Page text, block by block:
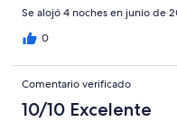
Se alojó 4 noches en junio de
0
Comentario verificado
10/10 Excelente